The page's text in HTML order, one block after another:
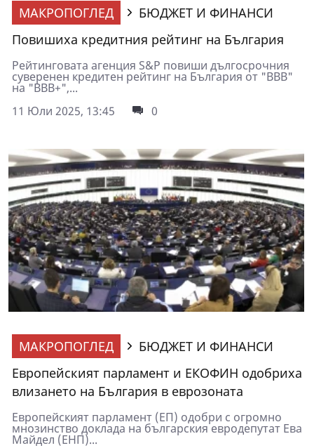
МАКРОПОГЛЕД
БЮДЖЕТ И ФИНАНСИ
Повишиха кредитния рейтинг на България
Рейтинговата агенция S&P повиши дългосрочния
суверенен кредитен рейтинг на България от "BBB"
на "BBB+",...
11 Юли 2025, 13:45
0
МАКРОПОГЛЕД
БЮДЖЕТ И ФИНАНСИ
Европейският парламент и ЕКОФИН одобриха
влизането на България в еврозоната
Европейският парламент (ЕП) одобри с огромно
мнозинство доклада на българския евродепутат Ева
Майдел (ЕНП)...